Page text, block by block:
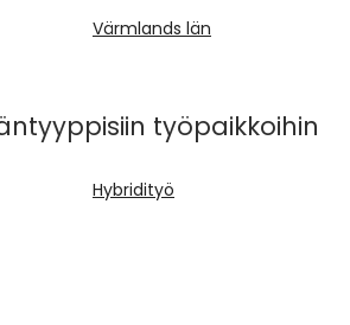
Värmlands län
työpaikkoihin
Hybridityö